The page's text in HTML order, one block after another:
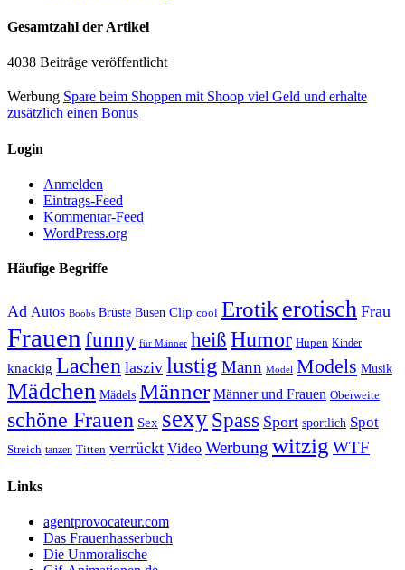
Gesamtzahl der Artikel
4038 Beiträge veröffentlicht
Werbung Spare beim Shoppen mit Shoop viel Geld und erhalte
zusätzlich einen Bonus
Login
Anmelden
Eintrags-Feed
Kommentar-Feed
WordPress.org
Häufige Begriffe
Ad Autos Boobs Brüste Busen Clip cool Erotik erotisch Frau
Frauen funny für Männer heiß Humor Hupen Kinder
knackig Lachen lasziv lustig Mann Model Models Musik
Mädchen Mädels Männer Männer und Frauen Oberweite
schöne Frauen Sex sexy Spass Sport sportlich Spot
Streich tanzen Titten verrückt Video Werbung witzig WTF
Links
agentprovocateur.com
Das Frauenhasserbuch
Die Unmoralische